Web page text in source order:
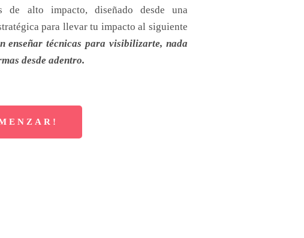
de alto impacto, diseñado desde una
para llevar tu impacto al siguiente
enseñar técnicas para visibilizarte, nada
desde adentro.